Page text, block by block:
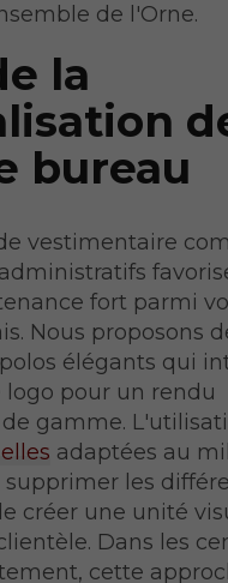
de l'Orne.
la
bureau
vestimentaire
fort parmi
Nous proposons
élégants qui
pour un rendu
gamme.
adaptées au
les
créer une unité
Dans les
cette